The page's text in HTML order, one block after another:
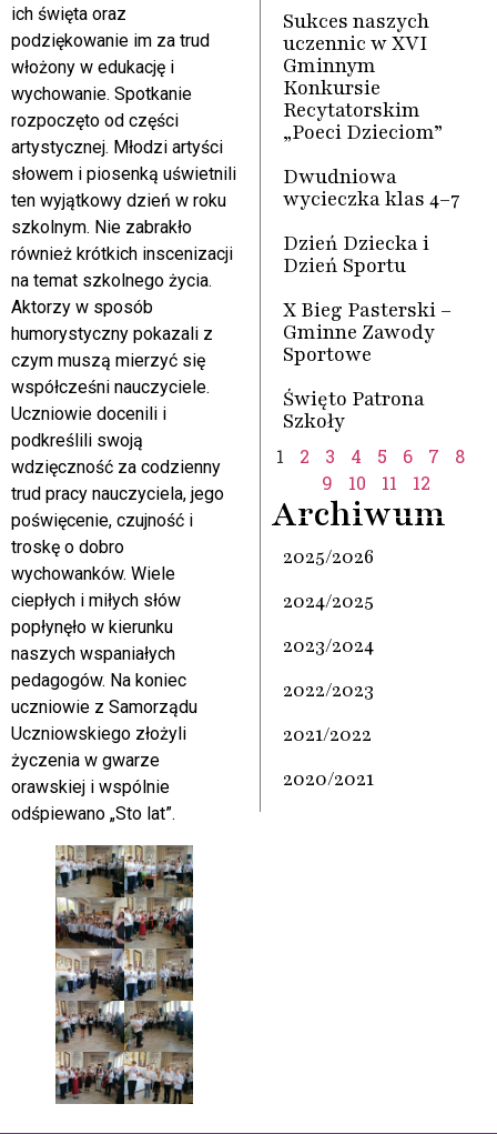
ich święta oraz
podziękowanie im za trud
włożony w edukację i
wychowanie. Spotkanie
rozpoczęto od części
artystycznej. Młodzi artyści
słowem i piosenką uświetnili
ten wyjątkowy dzień w roku
szkolnym. Nie zabrakło
również krótkich inscenizacji
na temat szkolnego życia.
Aktorzy w sposób
humorystyczny pokazali z
czym muszą mierzyć się
współcześni nauczyciele.
Uczniowie docenili i
podkreślili swoją
wdzięczność za codzienny
trud pracy nauczyciela, jego
poświęcenie, czujność i
troskę o dobro
wychowanków. Wiele
ciepłych i miłych słów
popłynęło w kierunku
naszych wspaniałych
pedagogów. Na koniec
uczniowie z Samorządu
Uczniowskiego złożyli
życzenia w gwarze
orawskiej i wspólnie
odśpiewano „Sto lat”.
Sukces naszych
uczennic w XVI
Gminnym
Konkursie
Recytatorskim
„Poeci Dzieciom”
Dwudniowa
wycieczka klas 4–7
Dzień Dziecka i
Dzień Sportu
X Bieg Pasterski –
Gminne Zawody
Sportowe
Święto Patrona
Szkoły
1 2 3 4 5 6 7
8
9
10 11 12
Archiwum
2025/2026
2024/2025
2023/2024
2022/2023
2021/2022
2020/2021